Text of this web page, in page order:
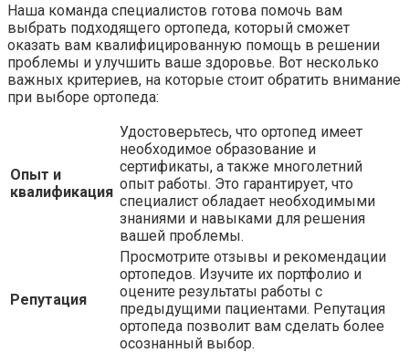
Наша команда специалистов готова помочь вам
выбрать подходящего ортопеда, который сможет
оказать вам квалифицированную помощь в решении
проблемы и улучшить ваше здоровье. Вот несколько
важных критериев, на которые стоит обратить внимание
при выборе ортопеда:
Опыт и
квалификация
Удостоверьтесь, что ортопед имеет
необходимое образование и
сертификаты, а также многолетний
опыт работы. Это гарантирует, что
специалист обладает необходимыми
знаниями и навыками для решения
вашей проблемы.
Репутация
Просмотрите отзывы и рекомендации
ортопедов. Изучите их портфолио и
оцените результаты работы с
предыдущими пациентами. Репутация
ортопеда позволит вам сделать более
осознанный выбор.